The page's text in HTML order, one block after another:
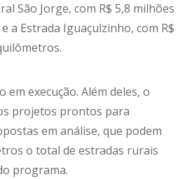
São Jorge, com R$ 5,8 milhões
a Estrada Iguaçulzinho, com R$
em execução. Além deles, o
projetos prontos para
em análise, que podem
o total de estradas rurais
programa.